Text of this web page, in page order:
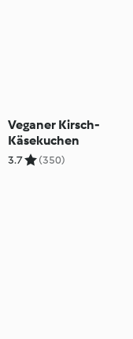
Veganer Kirsch-
Käsekuchen
3.7 (350)